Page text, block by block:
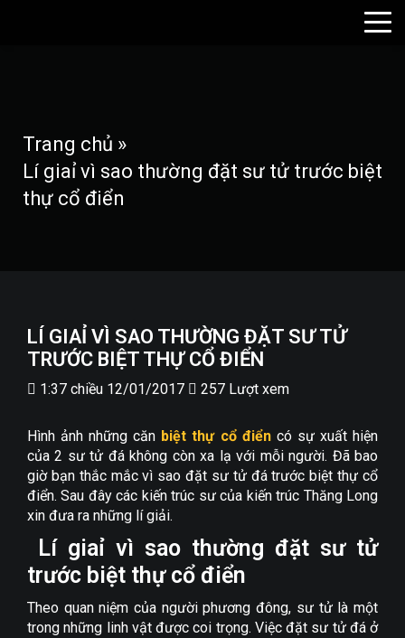
Trang chủ »
Lí giaỉ vì sao thường đặt sư tử trước biệt
thự cổ điển
LÍ GIAỈ VÌ SAO THƯỜNG ĐẶT SƯ TỬ
TRƯỚC BIỆT THỰ CỔ ĐIỂN
1:37 chiều 12/01/2017 257 Lượt xem
Hình ảnh những căn biệt thự cổ điểncó sự xuất hiện
của 2 sư tử đá không còn xa lạ với mỗi người. Đã bao
giờ bạn thắc mắc vì sao đặt sư tử đá trước biệt thự cổ
điển. Sau đây các kiến trúc sư của kiến trúc Thăng Long
xin đưa ra những lí giải.
Lí giaỉ vì sao thường đặt sư tử
trước biệt thự cổ điển
Theo quan niệm của người phương đông, sư tử là một
trong những linh vật được coi trọng. Việc đặt sư tử đá ở